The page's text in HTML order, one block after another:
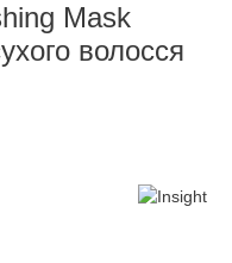
Mask
волосся